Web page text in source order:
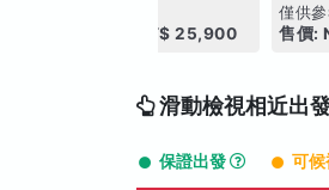
售價: NT$ 25,900
僅供
售價:
滑動檢視相近出
保證出發 可候